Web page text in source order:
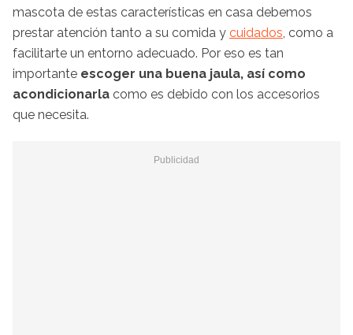
mascota de estas características en casa debemos
prestar atención tanto a su comida y cuidados , como a
facilitarte un entorno adecuado. Por eso es tan
importante escoger una buena jaula, así como
acondicionarla como es debido con los accesorios
que necesita.